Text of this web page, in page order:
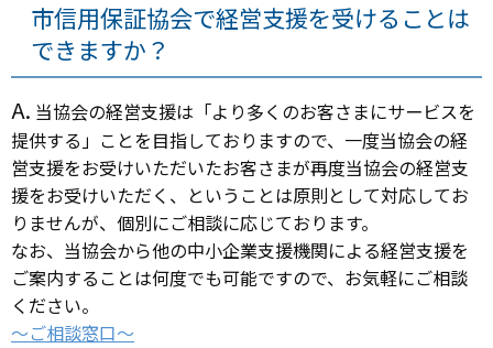
市信用保証協会で経営支援を受けることは
できますか？
A. 当協会の経営支援は「より多くのお客さまにサービスを
提供する」ことを目指しておりますので、一度当協会の経
営支援をお受けいただいたお客さまが再度当協会の経営支
援をお受けいただく、ということは原則として対応してお
りませんが、個別にご相談に応じております。
なお、当協会から他の中小企業支援機関による経営支援を
ご案内することは何度でも可能ですので、お気軽にご相談
ください。
～ご相談窓口～